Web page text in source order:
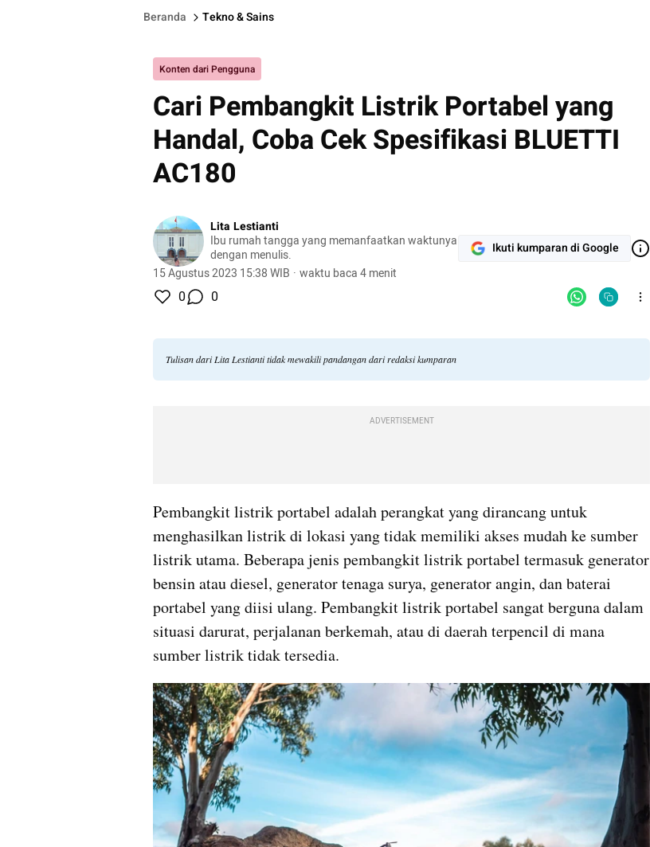
Beranda Tekno & Sains
Konten dari Pengguna
Cari Pembangkit Listrik Portabel yang
Handal, Coba Cek Spesifikasi BLUETTI
AC180
Lita Lestianti
Ibu rumah tangga yang memanfaatkan waktunya
dengan menulis.
15 Agustus 2023 15:38 WIB · waktu baca 4 menit
Ikuti kumparan di Google
0 0
Tulisan dari Lita Lestianti tidak mewakili pandangan dari redaksi kumparan
ADVERTISEMENT
Pembangkit listrik portabel adalah perangkat yang dirancang untuk
menghasilkan listrik di lokasi yang tidak memiliki akses mudah ke sumber
listrik utama. Beberapa jenis pembangkit listrik portabel termasuk generator
bensin atau diesel, generator tenaga surya, generator angin, dan baterai
portabel yang diisi ulang. Pembangkit listrik portabel sangat berguna dalam
situasi darurat, perjalanan berkemah, atau di daerah terpencil di mana
sumber listrik tidak tersedia.